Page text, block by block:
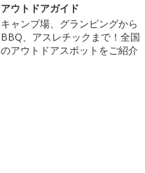
アウトドアガイド
キャンプ場、グランピングから
BBQ、アスレチックまで！全国
のアウトドアスポットをご紹介